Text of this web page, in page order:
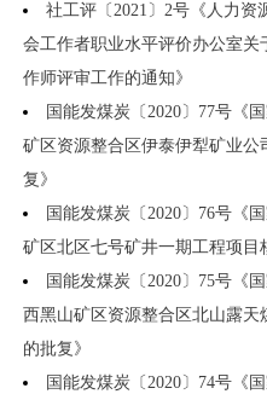
社工评〔2021〕2号《人力资
会工作者职业水平评价办公室关
作师评审工作的通知》
国能发煤炭〔2020〕77号《
矿区资源整合区伊泰伊犁矿业公
复》
国能发煤炭〔2020〕76号《
矿区北区七号矿井一期工程项目
国能发煤炭〔2020〕75号《
西黑山矿区资源整合区北山露天
的批复》
国能发煤炭〔2020〕74号《